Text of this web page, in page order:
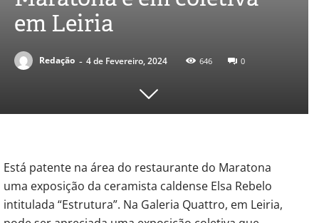
em Leiria
Redação - 4 de Fevereiro, 2024 646 0
Está patente na área do restaurante do Maratona
uma exposição da ceramista caldense Elsa Rebelo
intitulada “Estrutura”. Na Galeria Quattro, em Leiria,